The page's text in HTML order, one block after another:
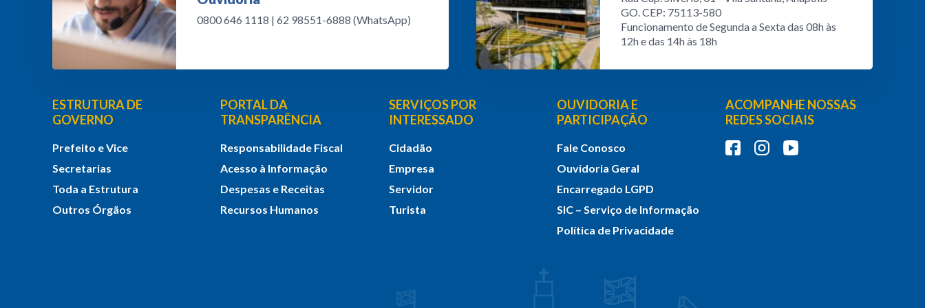
0800 646 1118 | 62 98551-6888 (WhatsApp)
GO. CEP: 75113-580
Funcionamento de Segunda a Sexta das 08h às
12h e das 14h às 18h
ESTRUTURA DE
GOVERNO
Prefeito e Vice
Secretarias
Toda a Estrutura
Outros Órgãos
PORTAL DA
TRANSPARÊNCIA
Responsabilidade Fiscal
Acesso à Informação
Despesas e Receitas
Recursos Humanos
SERVIÇOS POR
INTERESSADO
Cidadão
Empresa
Servidor
Turista
OUVIDORIA E
PARTICIPAÇÃO
Fale Conosco
Ouvidoria Geral
Encarregado LGPD
SIC – Serviço de Informação
Política de Privacidade
ACOMPANHE NOSSAS
REDES SOCIAIS